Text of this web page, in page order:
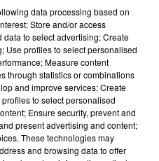
DJO CHEB ANOUAR
Mal Galbi
data processing based on
Store and/or access
to select advertising; Create
Use profiles to select personalised
Measure content
through statistics or combinations
and improve services; Create
to select personalised
Ensure security, prevent and
present advertising and content;
These technologies may
and browsing data to offer